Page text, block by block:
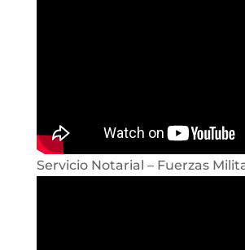
Servicio Notarial – Fuerzas